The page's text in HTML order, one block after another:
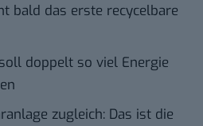
bald das erste recycelbare
doppelt so viel Energie
zugleich: Das ist die